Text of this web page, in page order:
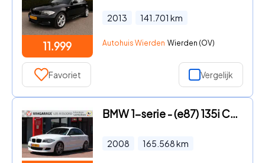
11.999
2013 141.701 km
Autohuis Wierden Wierden (OV)
Favoriet Vergelijk
BMW 1-serie - (e87) 135i Coupé 306pk | Handbak | TOPPER !! | Schuifdak | A
2008 165.568km